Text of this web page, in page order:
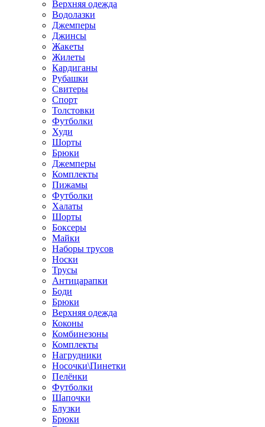
Верхняя одежда
Водолазки
Джемперы
Джинсы
Жакеты
Жилеты
Кардиганы
Рубашки
Свитеры
Спорт
Толстовки
Футболки
Худи
Шорты
Брюки
Джемперы
Комплекты
Пижамы
Футболки
Халаты
Шорты
Боксеры
Майки
Наборы трусов
Носки
Трусы
Антицарапки
Боди
Брюки
Верхняя одежда
Коконы
Комбинезоны
Комплекты
Нагрудники
Носочки\Пинетки
Пелёнки
Футболки
Шапочки
Блузки
Брюки